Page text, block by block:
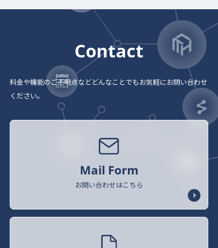
Contact
料金や機能のご不明点などどんなことでもお気軽にお問い合わせ
ください。
Mail Form
お問い合わせはこちら